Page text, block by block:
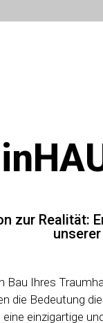
zur Realität:
Bau Ihres
die Bedeutung
einzigartige